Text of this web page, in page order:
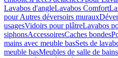
Lavabos d'angleLavabos Comfort
pour Autres déversoirs muraux
usagesVidoirs pour plâtreLavabos
siphonsAccessoiresCaches bondes
mains avec meuble basSets de
meuble basMeubles de salle de bains